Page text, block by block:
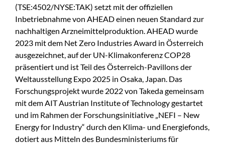
(TSE:4502/NYSE:TAK) setzt mit der offiziellen
Inbetriebnahme von AHEAD einen neuen Standard zur
nachhaltigen Arzneimittelproduktion. AHEAD wurde
2023 mit dem Net Zero Industries Award in Österreich
ausgezeichnet, auf der UN-Klimakonferenz COP28
präsentiert und ist Teil des Österreich-Pavillons der
Weltausstellung Expo 2025 in Osaka, Japan. Das
Forschungsprojekt wurde 2022 von Takeda gemeinsam
mit dem AIT Austrian Institute of Technology gestartet
und im Rahmen der Forschungsinitiative „NEFI – New
Energy for Industry“ durch den Klima- und Energiefonds,
dotiert aus Mitteln des Bundesministeriums für